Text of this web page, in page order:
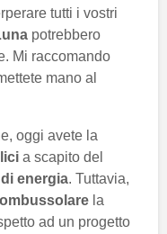
tutti i vostri
potrebbero
Mi raccomando
mano al
oggi avete la
a scapito del
energia. Tuttavia,
la
ad un progetto